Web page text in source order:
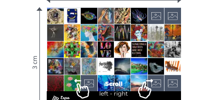
3 cm
Scroll
left - right